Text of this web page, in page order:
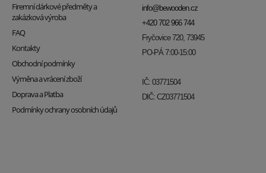
Firemní dárkové předměty a
zakázková výroba
FAQ
Kontakty
Obchodní podmínky
Výměna a vrácení zboží
Doprava a Platba
Podmínky ochrany osobních údajů
info@bewooden.cz
+420 702 966 744
Fryčovice 720, 73945
PO-PÁ 7:00-15:00
IČ: 03771504
DIČ: CZ03771504